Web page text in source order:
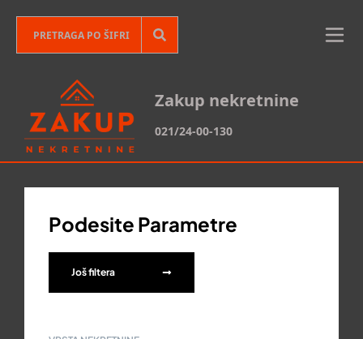
Zakup nekretnine
021/24-00-130
Podesite Parametre
Još filtera